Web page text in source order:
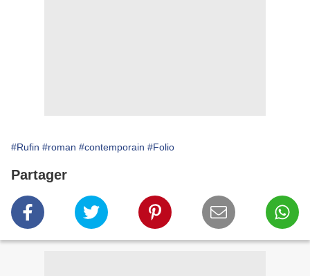
#Rufin #roman #contemporain #Folio
Partager